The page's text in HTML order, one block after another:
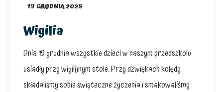
19 GRUDNIA 2025
Wigilia
Dnia 19 grudnia wszystkie dzieci w naszym przedszkolu
usiadły przy wigilijnym stole. Przy dźwiękach kolędy
składaliśmy sobie świąteczne życzenia i smakowaliśmy